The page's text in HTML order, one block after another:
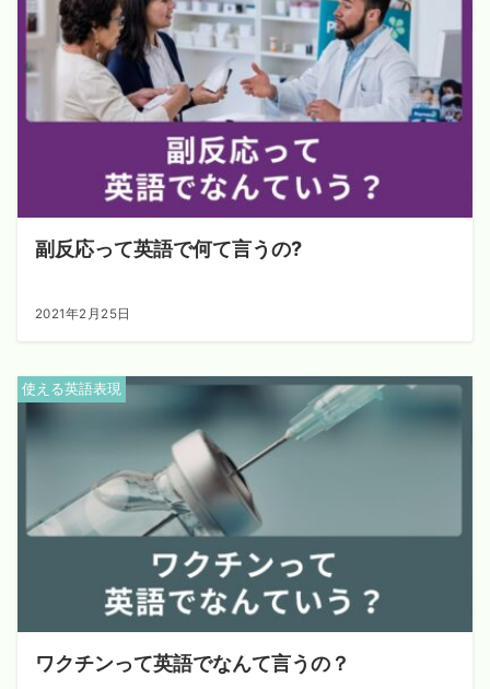
副反応って英語で何て言うの?
2021年2月25日
使える英語表現
ワクチンって英語でなんて言うの？